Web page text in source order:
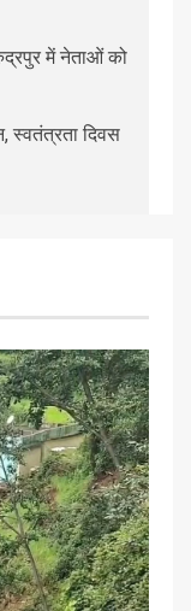
में नेताओं को
स्वतंत्रता दिवस